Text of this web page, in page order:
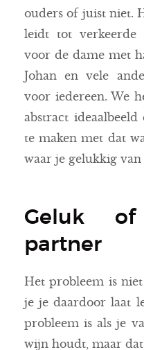
ouders of juist niet.
leidt tot verkeerde
voor de dame met
Johan en vele
voor iedereen. We
abstract
te maken met dat
waar je gelukkig
Geluk
partner
Het probleem is
je je daardoor laat
probleem is als je
wijn houdt, maar